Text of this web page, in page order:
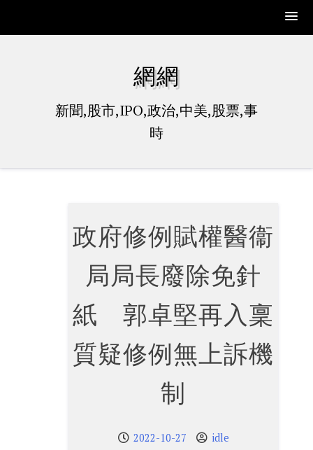
網網
新聞,股市,IPO,政治,中美,股票,事
時
政府修例賦權醫衞
局局長廢除免針
紙 郭卓堅再入稟
質疑修例無上訴機
制
2022-10-27 idle